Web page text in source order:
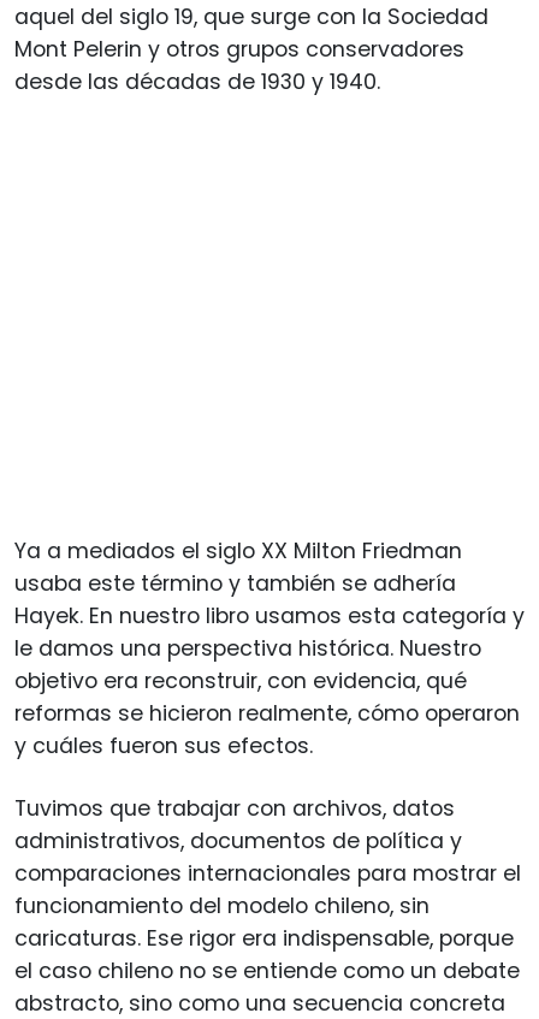
aquel del siglo 19, que surge con la Sociedad
Mont Pelerin y otros grupos conservadores
desde las décadas de 1930 y 1940.
Ya a mediados el siglo XX Milton Friedman
usaba este término y también se adhería
Hayek. En nuestro libro usamos esta categoría y
le damos una perspectiva histórica. Nuestro
objetivo era reconstruir, con evidencia, qué
reformas se hicieron realmente, cómo operaron
y cuáles fueron sus efectos.
Tuvimos que trabajar con archivos, datos
administrativos, documentos de política y
comparaciones internacionales para mostrar el
funcionamiento del modelo chileno, sin
caricaturas. Ese rigor era indispensable, porque
el caso chileno no se entiende como un debate
abstracto, sino como una secuencia concreta